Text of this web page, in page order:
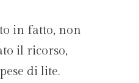
in fatto, non
il ricorso,
di lite.